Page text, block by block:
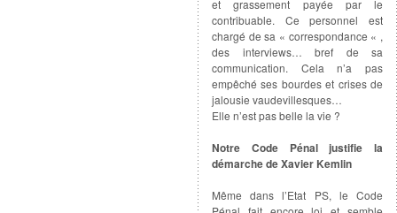
et grassement payée par le
contribuable. Ce personnel est
chargé de sa « correspondance « ,
des interviews… bref de sa
communication. Cela n’a pas
empêché ses bourdes et crises de
jalousie vaudevillesques…
Elle n’est pas belle la vie ?
Notre Code Pénal justifie la
démarche de Xavier Kemlin
Même dans l’Etat PS, le Code